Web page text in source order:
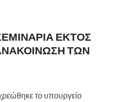
ΕΚΤΟΣ
ΤΩΝ
το υπουργείο